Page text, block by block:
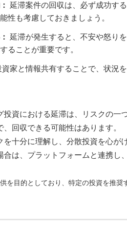
延滞案件の回収は、必ず成功す
性も考慮しておきましょう。
延滞が発生すると、不安や怒り
ることが重要です。
家と情報共有することで、状況
投資における延滞は、リスクの一
回収できる可能性はあります。
十分に理解し、分散投資を心が
合は、プラットフォームと連携し
を目的としており、特定の投資を推